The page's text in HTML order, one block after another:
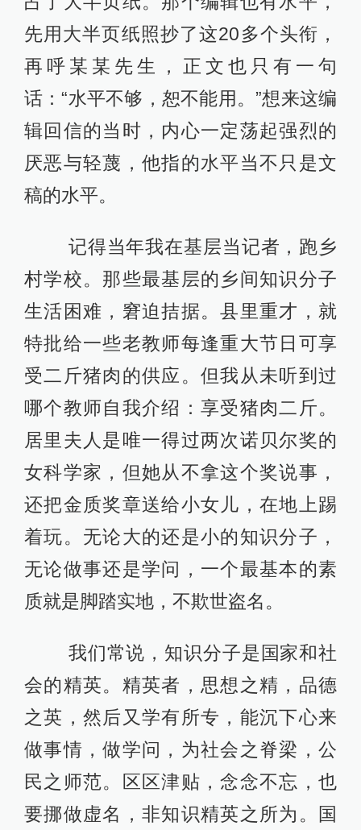
先用大半页纸照抄了这20多个头衔，
再呼某某先生，正文也只有一句
话：“水平不够，恕不能用。”想来这编
辑回信的当时，内心一定荡起强烈的
厌恶与轻蔑，他指的水平当不只是文
稿的水平。
记得当年我在基层当记者，跑乡
村学校。那些最基层的乡间知识分子
生活困难，窘迫拮据。县里重才，就
特批给一些老教师每逢重大节日可享
受二斤猪肉的供应。但我从未听到过
哪个教师自我介绍：享受猪肉二斤。
居里夫人是唯一得过两次诺贝尔奖的
女科学家，但她从不拿这个奖说事，
还把金质奖章送给小女儿，在地上踢
着玩。无论大的还是小的知识分子，
无论做事还是学问，一个最基本的素
质就是脚踏实地，不欺世盗名。
我们常说，知识分子是国家和社
会的精英。精英者，思想之精，品德
之英，然后又学有所专，能沉下心来
做事情，做学问，为社会之脊梁，公
民之师范。区区津贴，念念不忘，也
要挪做虚名，非知识精英之所为。国